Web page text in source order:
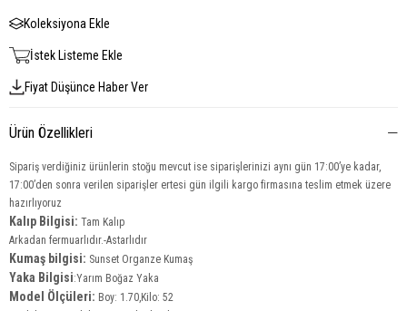
Koleksiyona Ekle
İstek Listeme Ekle
Fiyat Düşünce Haber Ver
Ürün Özellikleri
Sipariş verdiğiniz ürünlerin stoğu mevcut ise siparişlerinizi aynı gün 17:00’ye kadar,
17:00’den sonra verilen siparişler ertesi gün ilgili kargo firmasına teslim etmek üzere
hazırlıyoruz
Kalıp Bilgisi: Tam Kalıp
Arkadan fermuarlıdır.-Astarlıdır
Kumaş bilgisi: Sunset Organze Kumaş
Yaka Bilgisi:Yarım Boğaz Yaka
Model Ölçüleri: Boy: 1.70,Kilo: 52